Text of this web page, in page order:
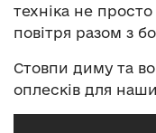
техніка не
повітря разом з
Стовпи диму та
оплесків для